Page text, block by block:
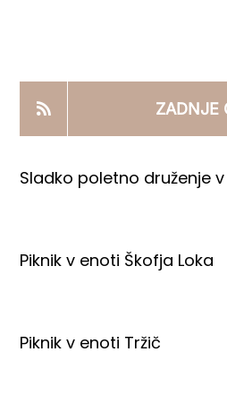
PRODAJNI IZDELKI
AKTUALNO
ZADNJE
Sladko poletno druženje
Piknik v enoti Škofja Loka
Piknik v enoti Tržič